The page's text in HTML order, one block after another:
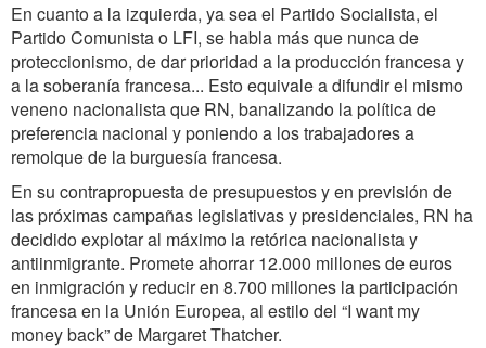
En cuanto a la izquierda, ya sea el Partido Socialista, el
Partido Comunista o LFI, se habla más que nunca de
proteccionismo, de dar prioridad a la producción francesa y
a la soberanía francesa... Esto equivale a difundir el mismo
veneno nacionalista que RN, banalizando la política de
preferencia nacional y poniendo a los trabajadores a
remolque de la burguesía francesa.
En su contrapropuesta de presupuestos y en previsión de
las próximas campañas legislativas y presidenciales, RN ha
decidido explotar al máximo la retórica nacionalista y
antiinmigrante. Promete ahorrar 12.000 millones de euros
en inmigración y reducir en 8.700 millones la participación
francesa en la Unión Europea, al estilo del “I want my
money back” de Margaret Thatcher.